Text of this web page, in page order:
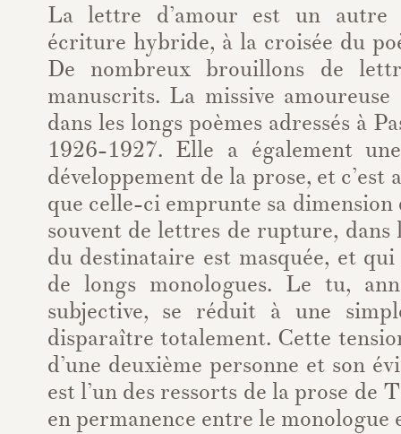
La lettre d’amour est un autre
écriture hybride, à la croisée du
De nombreux brouillons de
manuscrits. La missive
dans les longs poèmes adressés à
1926-1927. Elle a également
développement de la prose, et c’est
que celle-ci emprunte sa dimension
souvent de lettres de rupture, dans
du destinataire est masquée, et
de longs monologues. Le tu,
subjective, se réduit à une
disparaître totalement. Cette
d’une deuxième personne et son
est l’un des ressorts de la prose de
en permanence entre le monologue